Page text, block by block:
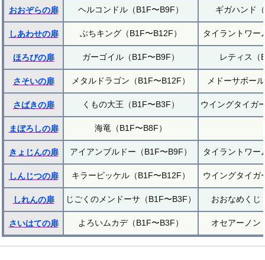
おおぞらの扉 ヘルコンドル（B1F〜B9F） ギガハンド
しあわせの扉 ぶちキング（B1F〜B12F） タイラントワー
ほろびの扉 ガーゴイル（B1F〜B9F） レティス（
さそいの扉 メタルドラゴン（B1F〜B12F） メドーサボー
さばきの扉 くもの大王（B1F〜B3F） ウイングタイガ
まぼろしの扉 海竜（B1F〜B8F）
きょじんの扉 アイアンブルドー（B1F〜B9F） タイラントワー
しんじつの扉 キラーピッケル（B1F〜B12F） ウイングタイガ
しれんの扉 じごくのメンドーサ（B1F〜B3F） おおなめくじ
さいはての扉 よろいムカデ（B1F〜B3F） オセアーノン